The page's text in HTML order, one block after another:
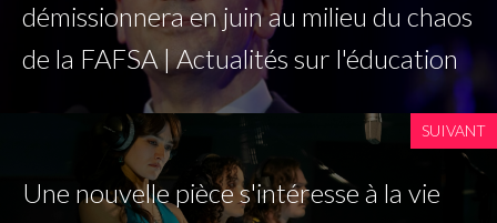
démissionnera en juin au milieu du chaos
de la FAFSA | Actualités sur l'éducation
SUIVANT
Une nouvelle pièce s'intéresse à la vie